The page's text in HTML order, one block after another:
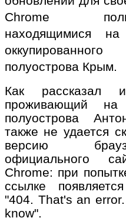
Chrome
находящимися на
полуострова Крым.
Как рассказал
проживающий на
полуострова
также не удается
версию
официального
Chrome: при
ссылке
"404. That's an
know".